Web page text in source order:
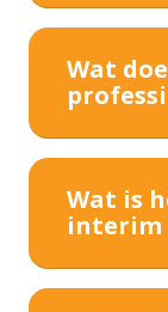
Wat
Wat is
interim